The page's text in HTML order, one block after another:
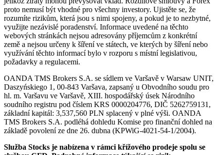
proto nemusí být vhodné pro všechny investory. Ujistěte se, že
rozumíte rizikům, která jsou s nimi spojeny, a pokud je to nezbytné,
využijte nezávislé poradenství. Informace uvedené na těchto
webových stránkách nejsou adresovány příjemcům z konkrétní
země a nejsou určeny k šíření ve státech, ve kterých by šíření nebo
využívání těchto informací bylo v rozporu s místní legislativou,
požadavky a regulacemi.
OANDA TMS Brokers S.A. se sídlem ve Varšavě v Warsaw UNIT,
Daszyńskiego 1, 00-843 Varšava, zapsaný u Obvodního soudu pro
hl. m. Varšavu ve Varšavě, XIII. hospodářský úsek Národního
soudního registru pod číslem KRS 0000204776, DIČ 5262759131,
základní kapitál: 3,537,560 PLN splacený v plné výši. OANDA
TMS Brokers S.A. podléhá dohledu Komise pro finanční dohled na
základě povolení ze dne 26. dubna (KPWiG-4021-54-1/2004).
Služba Stocks je nabízena v rámci křížového prodeje spolu se